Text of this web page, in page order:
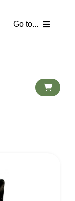
Go to...